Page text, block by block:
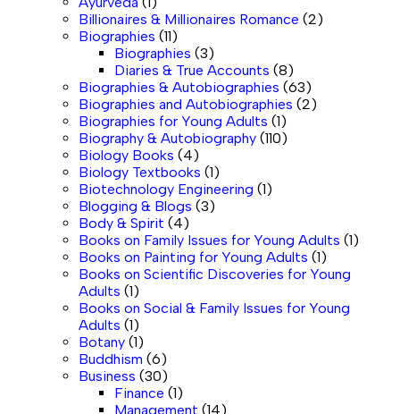
Billionaires & Millionaires Romance (2)
Biographies (11)
Biographies (3)
Diaries & True Accounts (8)
Biographies & Autobiographies (63)
Biographies and Autobiographies (2)
Biographies for Young Adults (1)
Biography & Autobiography (110)
Biology Books (4)
Biology Textbooks (1)
Biotechnology Engineering (1)
Blogging & Blogs (3)
Body & Spirit (4)
Books on Family Issues for Young Adults (1)
Books on Painting for Young Adults (1)
Books on Scientific Discoveries for Young
Adults (1)
Books on Social & Family Issues for Young
Adults (1)
Botany (1)
Buddhism (6)
Business (30)
Finance (1)
Management (14)